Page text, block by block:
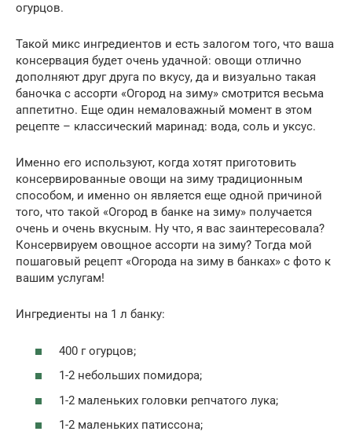
огурцов.
Такой микс ингредиентов и есть залогом того, что ваша
консервация будет очень удачной: овощи отлично
дополняют друг друга по вкусу, да и визуально такая
баночка с ассорти «Огород на зиму» смотрится весьма
аппетитно. Еще один немаловажный момент в этом
рецепте – классический маринад: вода, соль и уксус.
Именно его используют, когда хотят приготовить
консервированные овощи на зиму традиционным
способом, и именно он является еще одной причиной
того, что такой «Огород в банке на зиму» получается
очень и очень вкусным. Ну что, я вас заинтересовала?
Консервируем овощное ассорти на зиму? Тогда мой
пошаговый рецепт «Огорода на зиму в банках» с фото к
вашим услугам!
Ингредиенты на 1 л банку:
400 г огурцов;
1-2 небольших помидора;
1-2 маленьких головки репчатого лука;
1-2 маленьких патиссона;